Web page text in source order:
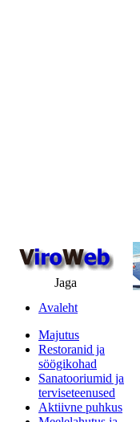
Jaga
Avaleht
Majutus
Restoranid ja
söögikohad
Sanatooriumid ja
terviseteenused
Aktiivne puhkus